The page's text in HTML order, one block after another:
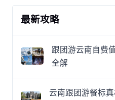
最新攻略
跟团游云南自费
全解
云南跟团游餐标